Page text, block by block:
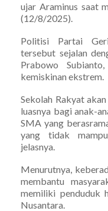
ujar Araminus saat
(12/8/2025).
Politisi Partai
tersebut sejalan
Prabowo
kemiskinan ekstrem.
Sekolah Rakyat
luasnya bagi anak-
SMA yang
yang tidak
jelasnya.
Menurutnya,
membantu
memiliki penduduk
Nusantara.